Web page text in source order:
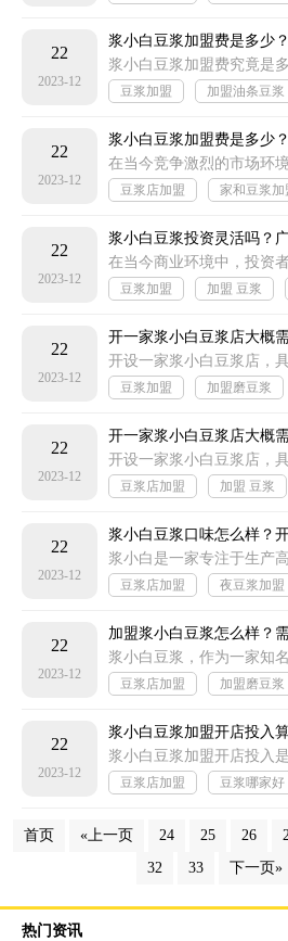
22
2023-12
浆小白豆浆加盟费是多少
豆浆加盟 加盟油条豆浆
22
2023-12
浆小白豆浆加盟费是多少
豆浆店加盟 家和豆浆加
22
2023-12
浆小白豆浆投资灵活吗？
豆浆加盟 加盟 豆浆
22
2023-12
开一家浆小白豆浆店大概
豆浆加盟 加盟磨豆浆
22
2023-12
开一家浆小白豆浆店大概
豆浆店加盟 加盟 豆浆
22
2023-12
浆小白豆浆口味怎么样？
豆浆店加盟 夜豆浆加盟
22
2023-12
加盟浆小白豆浆怎么样？
豆浆店加盟 加盟磨豆浆
22
2023-12
浆小白豆浆加盟开店投入
豆浆店加盟 豆浆哪家好
首页 «上一页 24 25 26
32
33 下一页»
热门资讯